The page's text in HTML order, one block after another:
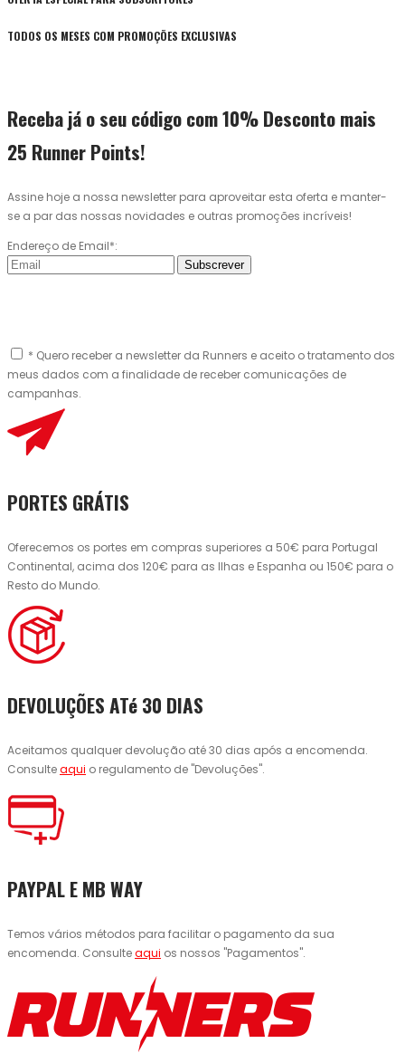
TODOS OS MESES COM PROMOÇÕES EXCLUSIVAS
Receba já o seu código com 10% Desconto mais
25 Runner Points!
Assine hoje a nossa newsletter para aproveitar esta oferta e manter-
se a par das nossas novidades e outras promoções incríveis!
Endereço de Email*:
Subscrever
* Quero receber a newsletter da Runners e aceito o tratamento dos
meus dados com a finalidade de receber comunicações de
campanhas.
PORTES GRÁTIS
Oferecemos os portes em compras superiores a 50€ para Portugal
Continental, acima dos 120€ para as Ilhas e Espanha ou 150€ para o
Resto do Mundo.
DEVOLUÇÕES ATé 30 DIAS
Aceitamos qualquer devolução até 30 dias após a encomenda.
Consulteaqui o regulamento de "Devoluções".
PAYPAL E MB WAY
Temos vários métodos para facilitar o pagamento da sua
encomenda. Consulteaqui os nossos "Pagamentos".